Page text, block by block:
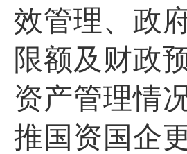
效管理、政
限额及财政
资产管理情
推国资国企